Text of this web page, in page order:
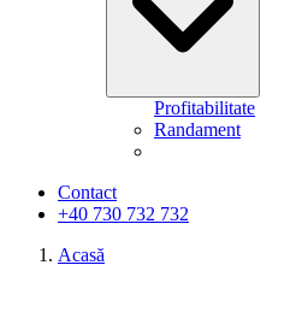
Profitabilitate
Randament
Contact
+40 730 732 732
Acasă